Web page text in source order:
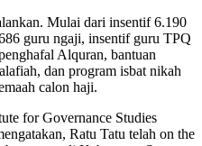
Mulai dari insentif 6.190
guru ngaji, insentif guru TPQ
Alquran, bantuan
dan program isbat nikah
calon haji.
for Governance Studies
Ratu Tatu telah on the